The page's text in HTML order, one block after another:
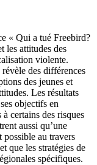
« Qui a tué Freebird?
les attitudes des
violente.
des différences
des jeunes et
Les résultats
objectifs en
certains des risques
aussi qu’une
au travers
que les stratégies de
spécifiques.